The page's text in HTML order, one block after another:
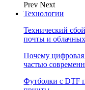
Prev Next
Технологии
Технический
почты и
Почему цифровая
частью
Футболки с DTF